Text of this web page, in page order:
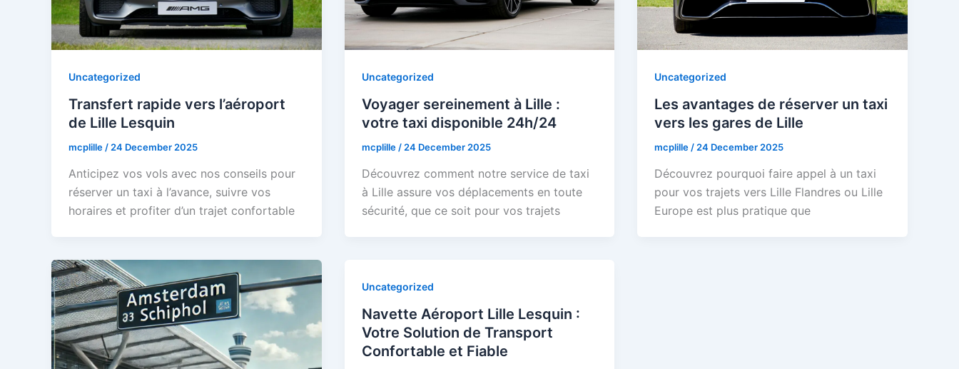
Uncategorized
Transfert rapide vers l’aéroport
de Lille Lesquin
mcplille / 24 December 2025
Anticipez vos vols avec nos conseils pour
réserver un taxi à l’avance, suivre vos
horaires et profiter d’un trajet confortable
Uncategorized
Voyager sereinement à Lille :
votre taxi disponible 24h/24
mcplille / 24 December 2025
Découvrez comment notre service de taxi
à Lille assure vos déplacements en toute
sécurité, que ce soit pour vos trajets
Uncategorized
Les avantages de réserver un taxi
vers les gares de Lille
mcplille / 24 December 2025
Découvrez pourquoi faire appel à un taxi
pour vos trajets vers Lille Flandres ou Lille
Europe est plus pratique que
Uncategorized
Navette Aéroport Lille Lesquin :
Votre Solution de Transport
Confortable et Fiable